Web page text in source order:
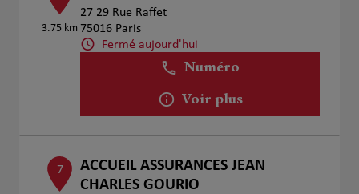
3.75 km
27 29 Rue Raffet
75016 Paris
Fermé aujourd'hui
Numéro
Voir plus
7
ACCUEIL ASSURANCES JEAN
CHARLES GOURIO